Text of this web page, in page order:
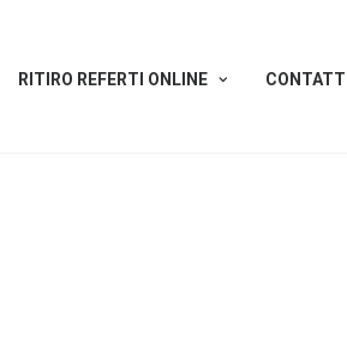
RITIRO REFERTI ONLINE CONTATTI